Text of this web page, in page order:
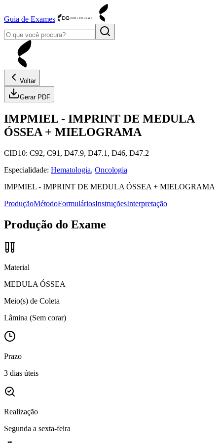
Guia de Exames
Voltar
Gerar PDF
IMPMIEL - IMPRINT DE MEDULA
ÓSSEA + MIELOGRAMA
CID10: C92, C91, D47.9, D47.1, D46, D47.2
Especialidade: Hematologia, Oncologia
IMPMIEL - IMPRINT DE MEDULA ÓSSEA + MIELOGRAMA
ProduçãoMétodoFormuláriosInstruçõesInterpretação
Produção do Exame
Material
MEDULA ÓSSEA
Meio(s) de Coleta
Lâmina (Sem corar)
Prazo
3 dias úteis
Realização
Segunda a sexta-feira